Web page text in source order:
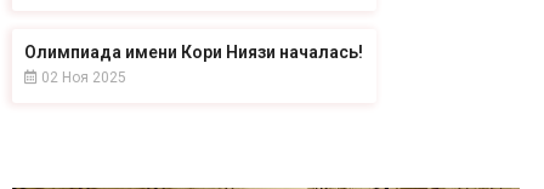
Олимпиада имени Кори Ниязи началась!
02 Ноя 2025